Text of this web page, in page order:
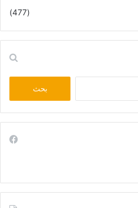
(477)